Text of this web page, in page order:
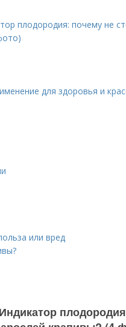
плодородия: почему не
для здоровья и
или вред